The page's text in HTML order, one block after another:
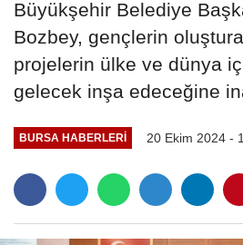
Büyükşehir Belediye
Bozbey, gençlerin
projelerin ülke ve dünya
gelecek inşa edeceğine
BURSA HABERLERI 20 Ekim 2024 -